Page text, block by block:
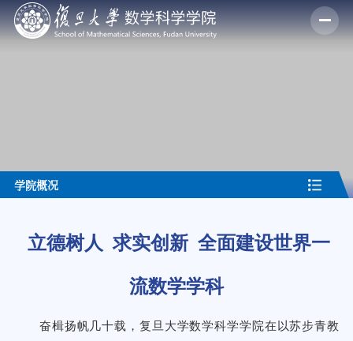
学院概况
立德树人 求实创新 全面建设世界一
流数学学科
奋楫扬帆几十载，复旦大学数学科学学院在以苏步青教